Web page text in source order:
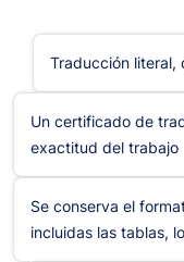
Traducción literal,
Un certificado de
exactitud del trabajo
Se conserva el
incluidas las tablas,